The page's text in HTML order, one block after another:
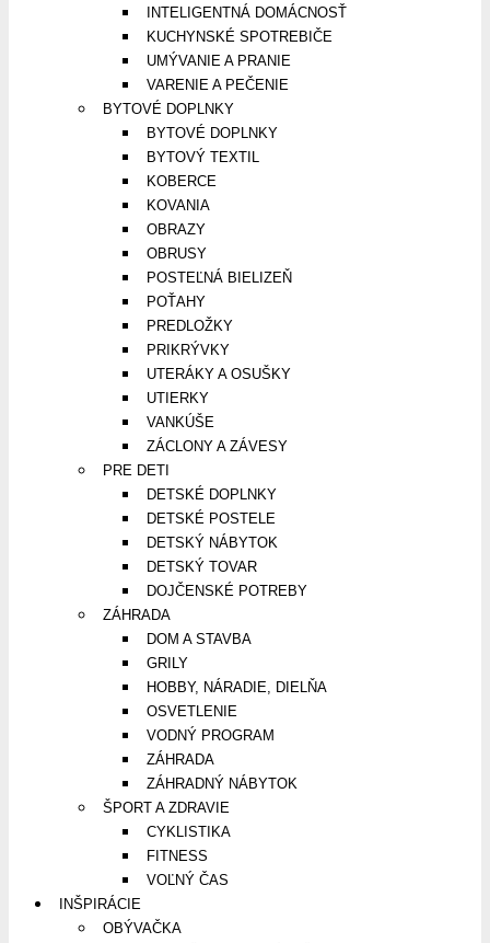
INTELIGENTNÁ DOMÁCNOSŤ
KUCHYNSKÉ SPOTREBIČE
UMÝVANIE A PRANIE
VARENIE A PEČENIE
BYTOVÉ DOPLNKY
BYTOVÉ DOPLNKY
BYTOVÝ TEXTIL
KOBERCE
KOVANIA
OBRAZY
OBRUSY
POSTEĽNÁ BIELIZEŇ
POŤAHY
PREDLOŽKY
PRIKRÝVKY
UTERÁKY A OSUŠKY
UTIERKY
VANKÚŠE
ZÁCLONY A ZÁVESY
PRE DETI
DETSKÉ DOPLNKY
DETSKÉ POSTELE
DETSKÝ NÁBYTOK
DETSKÝ TOVAR
DOJČENSKÉ POTREBY
ZÁHRADA
DOM A STAVBA
GRILY
HOBBY, NÁRADIE, DIELŇA
OSVETLENIE
VODNÝ PROGRAM
ZÁHRADA
ZÁHRADNÝ NÁBYTOK
ŠPORT A ZDRAVIE
CYKLISTIKA
FITNESS
VOĽNÝ ČAS
INŠPIRÁCIE
OBÝVAČKA